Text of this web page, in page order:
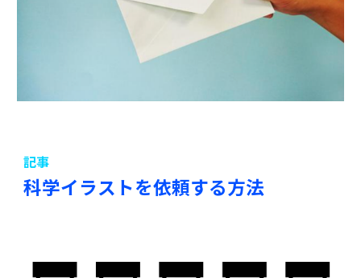
記事
科学イラストを依頼する方法